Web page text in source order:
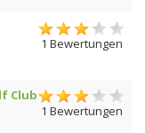
1 Bewertungen
Club
1 Bewertungen